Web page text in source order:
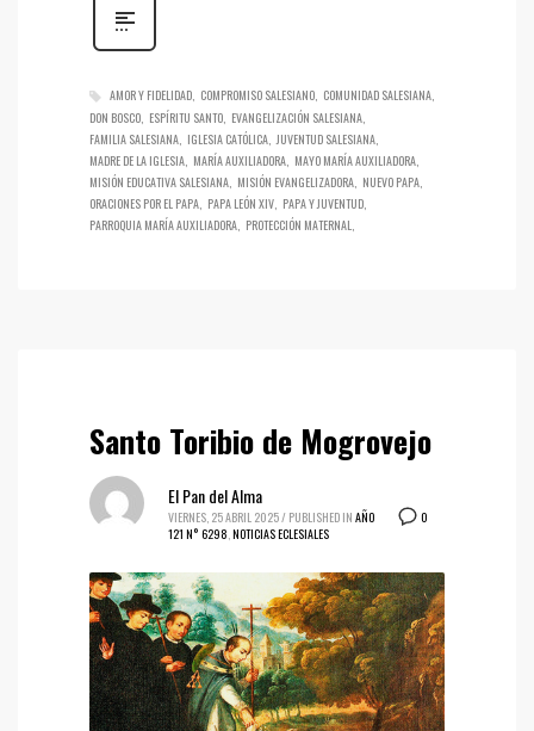
AMOR Y FIDELIDAD COMPROMISO SALESIANO COMUNIDAD SALESIANA
DON BOSCO ESPÍRITU SANTO EVANGELIZACIÓN SALESIANA
FAMILIA SALESIANA IGLESIA CATÓLICA JUVENTUD SALESIANA
MADRE DE LA IGLESIA MARÍA AUXILIADORA MAYO MARÍA AUXILIADORA
MISIÓN EDUCATIVA SALESIANA MISIÓN EVANGELIZADORA NUEVO PAPA
ORACIONES POR EL PAPA PAPA LEÓN XIV PAPA Y JUVENTUD
PARROQUIA MARÍA AUXILIADORA PROTECCIÓN MATERNAL
Santo Toribio de Mogrovejo
0
El Pan del Alma
VIERNES, 25 ABRIL 2025/ PUBLISHED IN AÑO
121 N° 6298 NOTICIAS ECLESIALES